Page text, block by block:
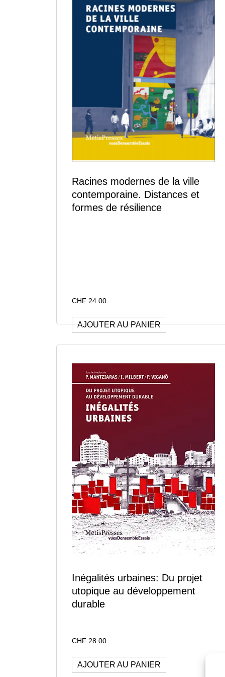
Racines modernes de la ville
contemporaine. Distances et
formes de résilience
CHF 24.00
AJOUTER AU PANIER
Inégalités urbaines: Du projet
utopique au développement
durable
CHF 28.00
AJOUTER AU PANIER